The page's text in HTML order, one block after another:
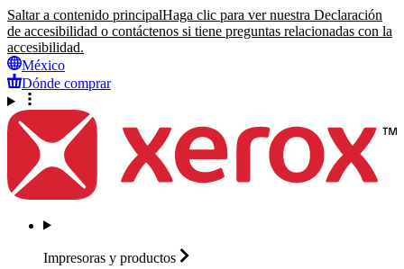
Saltar a contenido principalHaga clic para ver nuestra Declaración
de accesibilidad o contáctenos si tiene preguntas relacionadas con la
accesibilidad.
México
Dónde comprar
Impresoras y productos